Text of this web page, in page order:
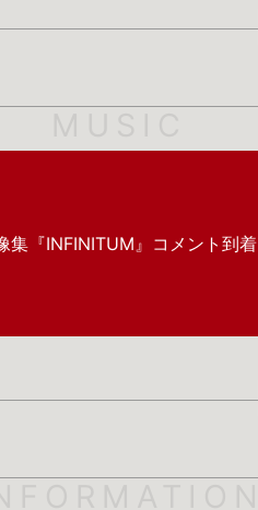
集『INFINITUM』コメント到着